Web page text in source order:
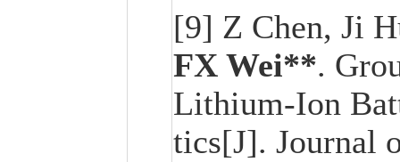
[9] Z Chen, Ji
FX Wei**.
Lithium-Ion
tics[J]. Journal